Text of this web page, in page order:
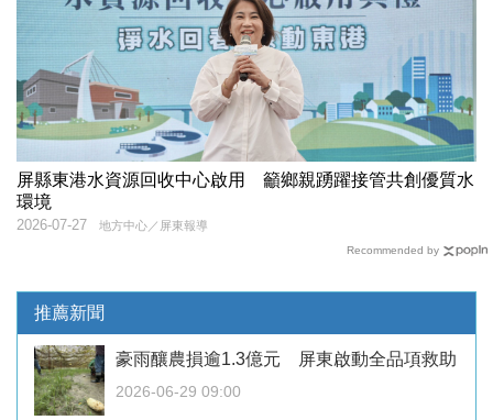
屏縣東港水資源回收中心啟用 籲鄉親踴躍接管共創優質水
環境
地方中心／屏東報導
2026-07-27
Recommended by
推薦新聞
豪雨釀農損逾1.3億元 屏東啟動全品項救助
2026-06-29 09:00